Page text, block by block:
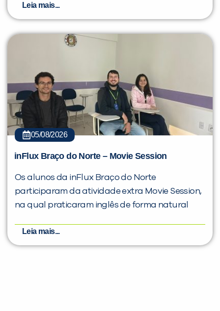
Leia mais...
05/08/2026
inFlux Braço do Norte – Movie Session
Os alunos da inFlux Braço do Norte
participaram da atividade extra Movie Session,
na qual praticaram inglês de forma natural
Leia mais...